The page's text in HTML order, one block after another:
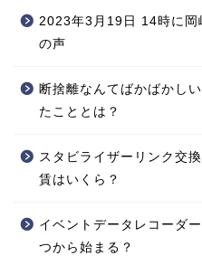
2023年3月19日 14時に岡
の声
断捨離なんてばかばかし
たこととは？
スタビライザーリンク交
賃はいくら？
イベントデータレコーダ
つから始まる？